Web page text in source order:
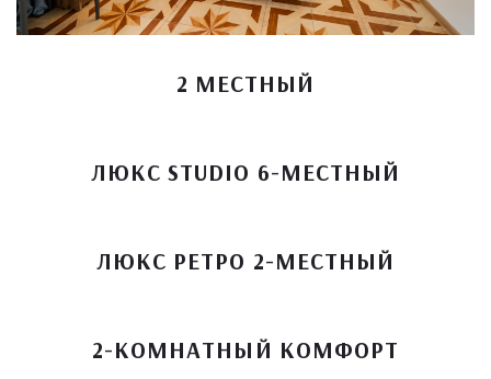
2 МЕСТНЫЙ
ЛЮКС STUDIO 6-МЕСТНЫЙ
ЛЮКС РЕТРО 2-МЕСТНЫЙ
2-КОМНАТНЫЙ КОМФОРТ